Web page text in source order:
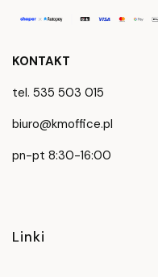
KONTAKT
tel. 535 503 015
biuro@kmoffice.pl
pn-pt 8:30-16:00
Linki w stopce
Linki